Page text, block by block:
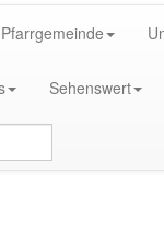
Pfarrgemeinde
Sehenswert